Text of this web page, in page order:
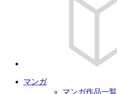
マンガ
マンガ作品一覧